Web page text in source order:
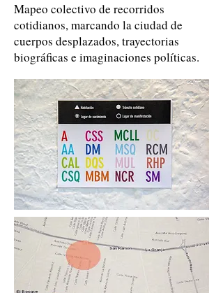
Mapeo colectivo de recorridos
cotidianos, marcando la ciudad de
cuerpos desplazados, trayectorias
biográficas e imaginaciones políticas.